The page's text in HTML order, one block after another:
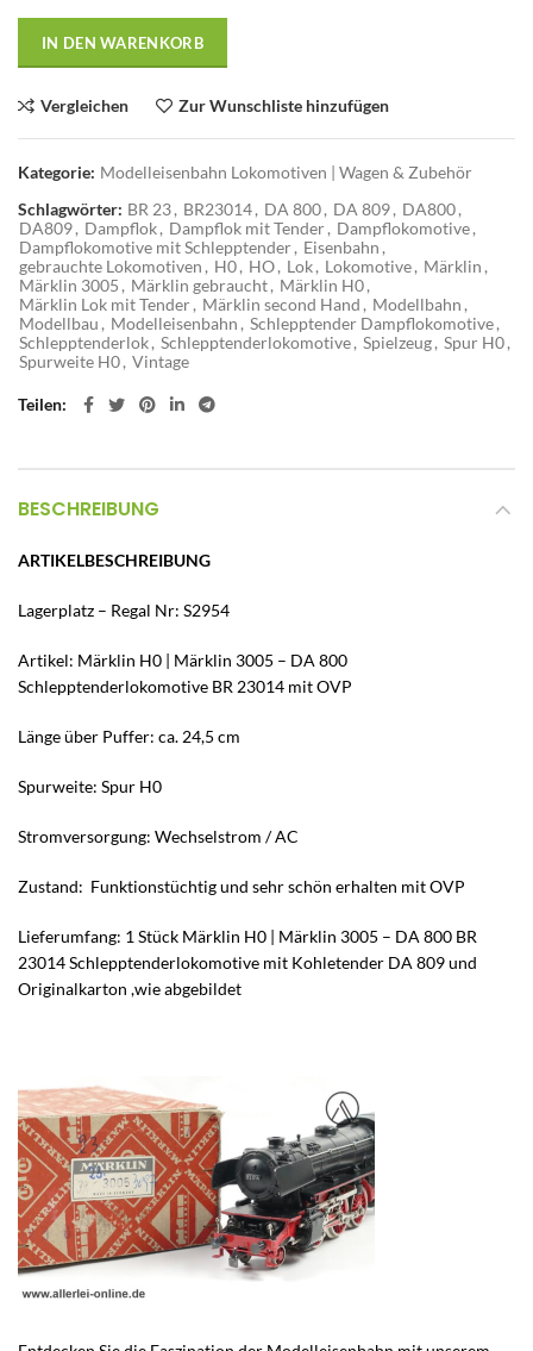
IN DEN WARENKORB
Vergleichen Zur Wunschliste hinzufügen
Kategorie: Modelleisenbahn Lokomotiven | Wagen & Zubehör
Schlagwörter: BR 23, BR23014, DA 800, DA 809, DA800,
DA809, Dampflok, Dampflok mit Tender, Dampflokomotive,
Dampflokomotive mit Schlepptender, Eisenbahn ,
gebrauchte Lokomotiven , H0, HO, Lok, Lokomotive, Märklin ,
Märklin 3005 , Märklin gebraucht, Märklin H0,
Märklin Lok mit Tender, Märklin second Hand , Modellbahn ,
Modellbau , Modelleisenbahn , Schlepptender Dampflokomotive,
Schlepptenderlok, Schlepptenderlokomotive, Spielzeug, Spur H0,
Spurweite H0, Vintage
Teilen
BESCHREIBUNG
ARTIKELBESCHREIBUNG
Lagerplatz – Regal Nr: S2954
Artikel: Märklin H0 | Märklin 3005 – DA 800
Schlepptenderlokomotive BR 23014 mit OVP
Länge über Puffer: ca. 24,5 cm
Spurweite: Spur H0
Stromversorgung: Wechselstrom / AC
Zustand: Funktionstüchtig und sehr schön erhalten mit OVP
Lieferumfang: 1 Stück Märklin H0 | Märklin 3005 – DA 800 BR
23014 Schlepptenderlokomotive mit Kohletender DA 809 und
Originalkarton ,wie abgebildet